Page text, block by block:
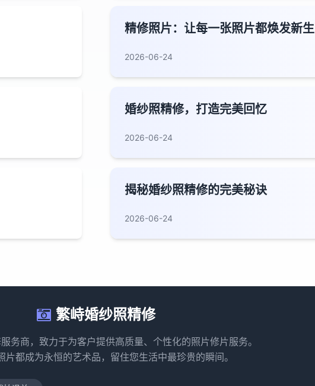
精修照片：让每一张照片都焕发新生
2026-06-24
婚纱照精修，打造完美回忆
2026-06-24
揭秘婚纱照精修的完美秘诀
2026-06-24
繁峙婚纱照精修
务商，致力于为客户提供高质量、个性化的照片修片服务。
片都成为永恒的艺术品，留住您生活中最珍贵的瞬间。